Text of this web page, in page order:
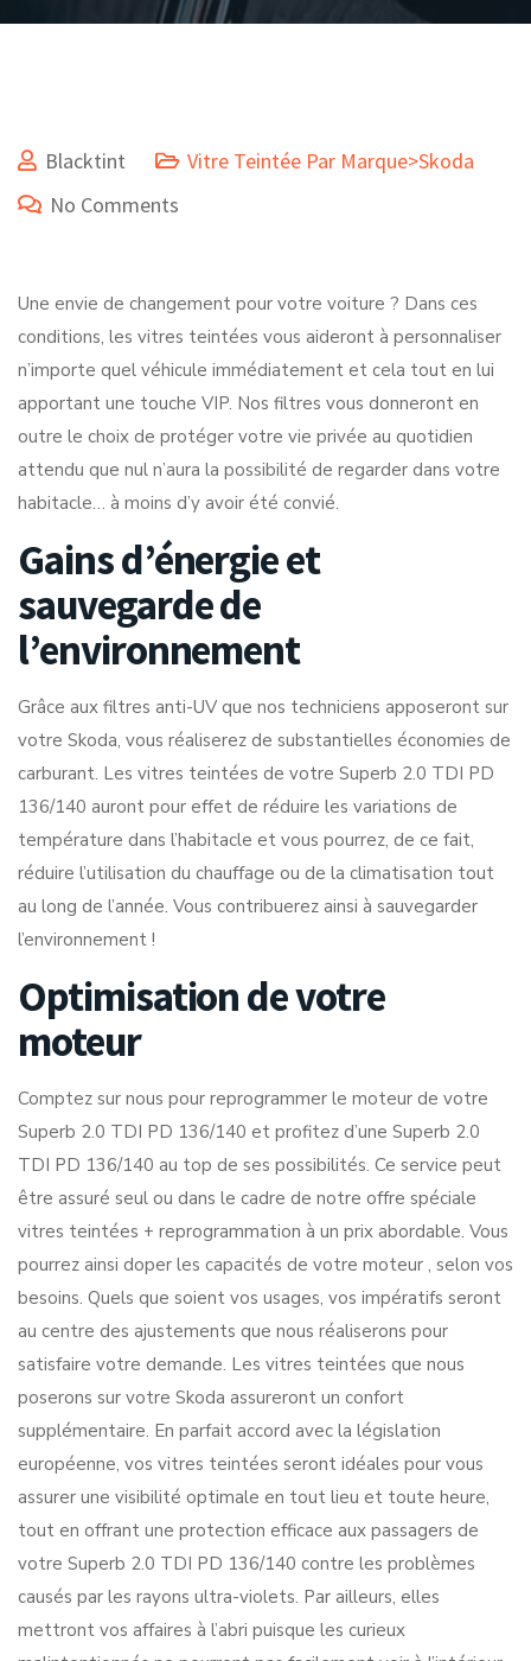
Blacktint
Vitre Teintée Par Marque>Skoda
No Comments
Une envie de changement pour votre voiture ? Dans ces
conditions, les vitres teintées vous aideront à personnaliser
n’importe quel véhicule immédiatement et cela tout en lui
apportant une touche VIP. Nos filtres vous donneront en
outre le choix de protéger votre vie privée au quotidien
attendu que nul n’aura la possibilité de regarder dans votre
habitacle… à moins d’y avoir été convié.
Gains d’énergie et
sauvegarde de
l’environnement
Grâce aux filtres anti-UV que nos techniciens apposeront sur
votre Skoda, vous réaliserez de substantielles économies de
carburant. Les vitres teintées de votre Superb 2.0 TDI PD
136/140 auront pour effet de réduire les variations de
température dans l’habitacle et vous pourrez, de ce fait,
réduire l’utilisation du chauffage ou de la climatisation tout
au long de l’année. Vous contribuerez ainsi à sauvegarder
l’environnement !
Optimisation de votre
moteur
Comptez sur nous pour reprogrammer le moteur de votre
Superb 2.0 TDI PD 136/140 et profitez d’une Superb 2.0
TDI PD 136/140 au top de ses possibilités. Ce service peut
être assuré seul ou dans le cadre de notre offre spéciale
vitres teintées + reprogrammation à un prix abordable. Vous
pourrez ainsi doper les capacités de votre moteur , selon vos
besoins. Quels que soient vos usages, vos impératifs seront
au centre des ajustements que nous réaliserons pour
satisfaire votre demande. Les vitres teintées que nous
poserons sur votre Skoda assureront un confort
supplémentaire. En parfait accord avec la législation
européenne, vos vitres teintées seront idéales pour vous
assurer une visibilité optimale en tout lieu et toute heure,
tout en offrant une protection efficace aux passagers de
votre Superb 2.0 TDI PD 136/140 contre les problèmes
causés par les rayons ultra-violets. Par ailleurs, elles
mettront vos affaires à l’abri puisque les curieux